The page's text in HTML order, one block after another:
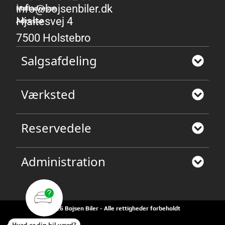
Mailadresse
info@bojsenbiler.dk
Adresse
Hjaltesvej 4
7500 Holstebro
Salgsafdeling
Værksted
Reservedele
Administration
©2026 Bojsen Biler - Alle rettigheder forbeholdt